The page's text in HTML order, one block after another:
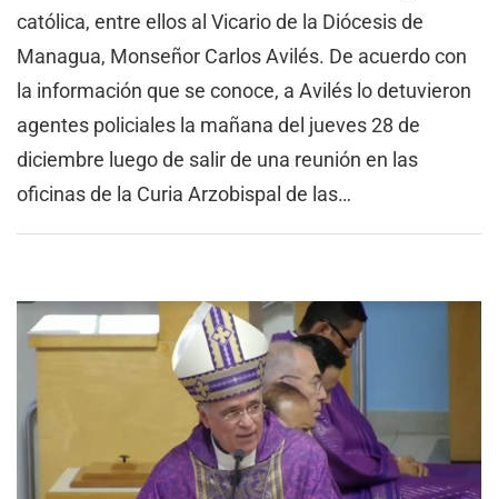
católica, entre ellos al Vicario de la Diócesis de
Managua, Monseñor Carlos Avilés. De acuerdo con
la información que se conoce, a Avilés lo detuvieron
agentes policiales la mañana del jueves 28 de
diciembre luego de salir de una reunión en las
oficinas de la Curia Arzobispal de las…